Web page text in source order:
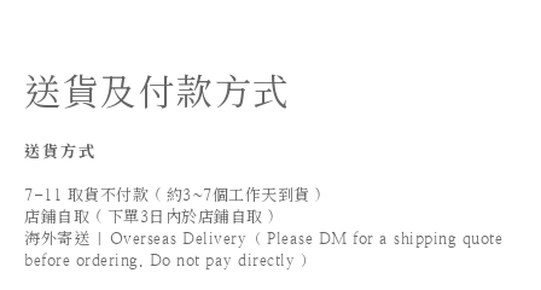
送貨及付款方式
送貨方式
7-11 取貨不付款 ( 約3~7個工作天到貨 )
店鋪自取 ( 下單3日內於店鋪自取 )
海外寄送 | Overseas Delivery（ Please DM for a shipping quote
before ordering. Do not pay directly ）